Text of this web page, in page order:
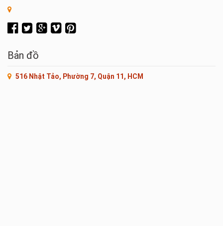
Bản đồ
516 Nhật Tảo, Phường 7, Quận 11, HCM